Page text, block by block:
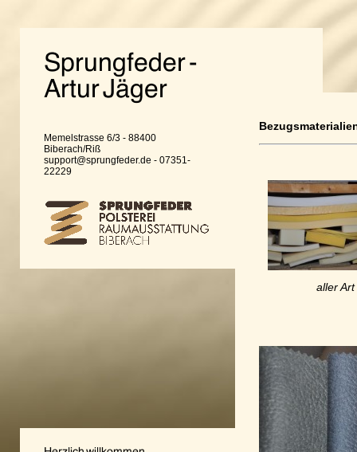
Memelstrasse 6/3 - 88400
Biberach/Riß
support@sprungfeder.de - 07351-
22229
aller Art